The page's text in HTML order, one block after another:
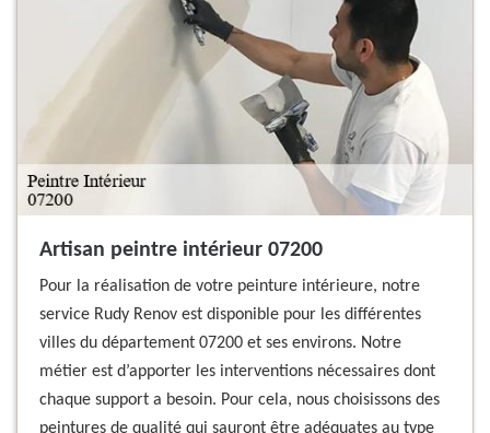
Artisan peintre intérieur 07200
Pour la réalisation de votre peinture intérieure, notre
service Rudy Renov est disponible pour les différentes
villes du département 07200 et ses environs. Notre
métier est d’apporter les interventions nécessaires dont
chaque support a besoin. Pour cela, nous choisissons des
peintures de qualité qui sauront être adéquates au type